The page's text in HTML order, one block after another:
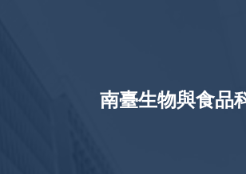
南臺生物與食品